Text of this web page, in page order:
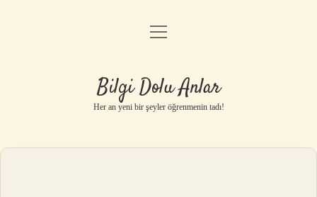
Anasayfa
Yasal Uyarı
menüyü
Bilgi Dolu Anlar
Her an yeni bir şeyler öğrenmenin tadı!